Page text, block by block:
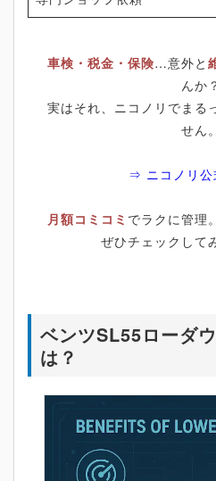
車検・税金・保険…意外と
んか
実はそれ、ニコノリでまる
せん。
⇒ ニコノリ公
月額コミコミ でラクに管理
ぜひチェックして
ベンツSL55ローダ
は？